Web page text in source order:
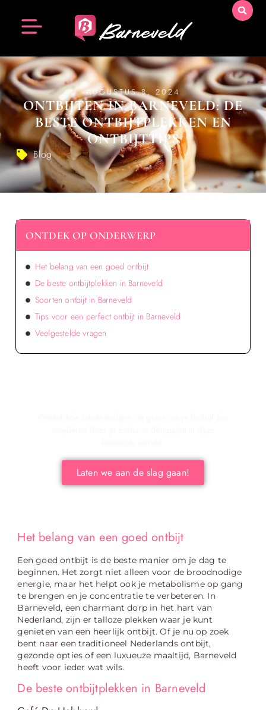
AUGUSTUS 8, 2024
ONTBIJTEN IN BARNEVELD: DE
BESTE ONTBIJTPLEKKEN EN
ONTBIJTTIPS
Blog
Het belang van een goed ontbijt
Een goed ontbijt is de beste manier om je dag te
beginnen. Het zorgt niet alleen voor de broodnodige
energie, maar het helpt ook je metabolisme op gang
te brengen en je concentratie te verbeteren. In
Barneveld, een charmant dorp in het hart van
Nederland, zijn er talloze plekken waar je kunt
genieten van een heerlijk ontbijt. Of je nu op zoek
bent naar een traditioneel Nederlands ontbijt,
gezonde opties of een luxueuze maaltijd, Barneveld
heeft voor ieder wat wils.
De beste ontbijtplekken in Barneveld
ONTDEK OP ONDERWERP
Het belang van een goed ontbijt
De beste ontbijtplekken in Barneveld
Soorten ontbijt in Barneveld
Tips voor een perfect ontbijt in Barneveld
Veelgestelde vragen
Laten we aan de slag gaan!